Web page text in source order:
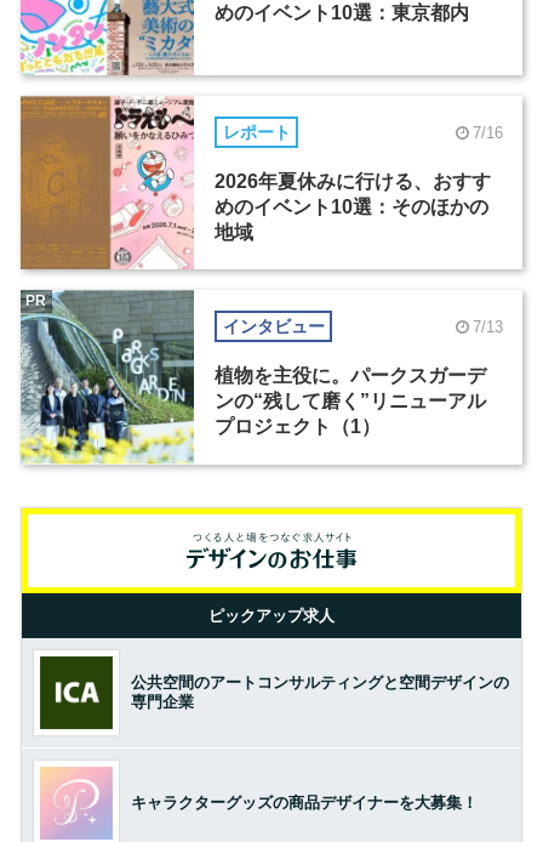
めのイベント10選：東京都内
レポート 7/16
2026年夏休みに行ける、おすす
めのイベント10選：そのほかの
地域
インタビュー 7/13
植物を主役に。パークスガーデ
ンの“残して磨く”リニューアル
プロジェクト（1）
PR
ピックアップ求人
公共空間のアートコンサルティングと空間デザインの
専門企業
キャラクターグッズの商品デザイナーを大募集！